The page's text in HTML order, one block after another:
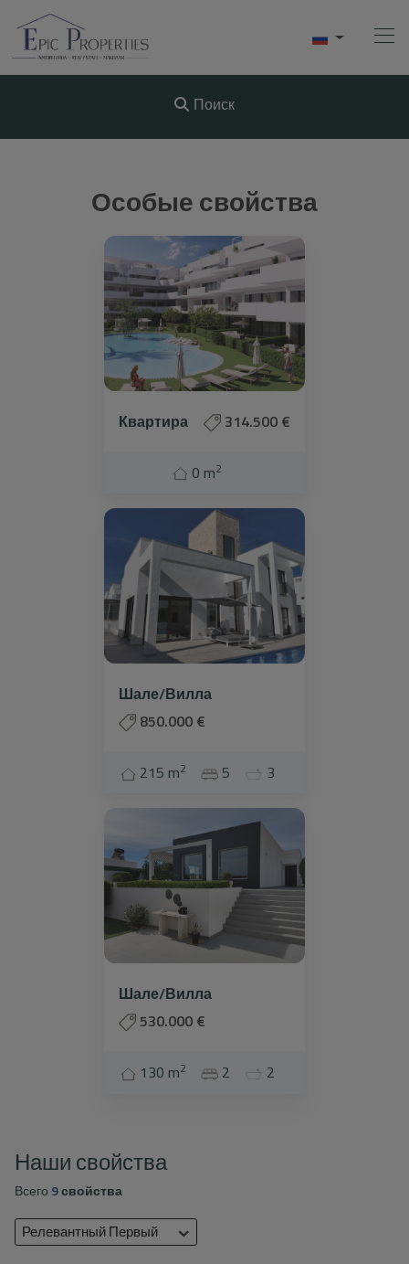
Купить
Продавать
АРЕНДА
Поиск
Особые свойства
Квартира 314.500 €
0 m2
Шале/Вилла
850.000 €
215 m2 5 3
Шале/Вилла
530.000 €
130 m2 2 2
Наши свойства
Всего 9свойства
релевантный Первый